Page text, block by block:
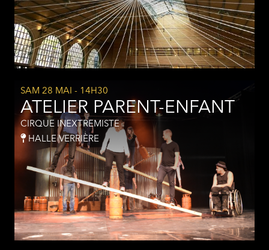
SAM 28 MAI - 14H30
ATELIER PARENT-ENFANT
CIRQUE INEXTREMISTE
HALLE VERRIÈRE